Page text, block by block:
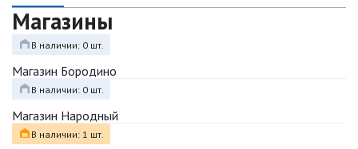
Магазины
В наличии: 0 шт.
Магазин Бородино
В наличии: 0 шт.
Магазин Народный
В наличии: 1 шт.